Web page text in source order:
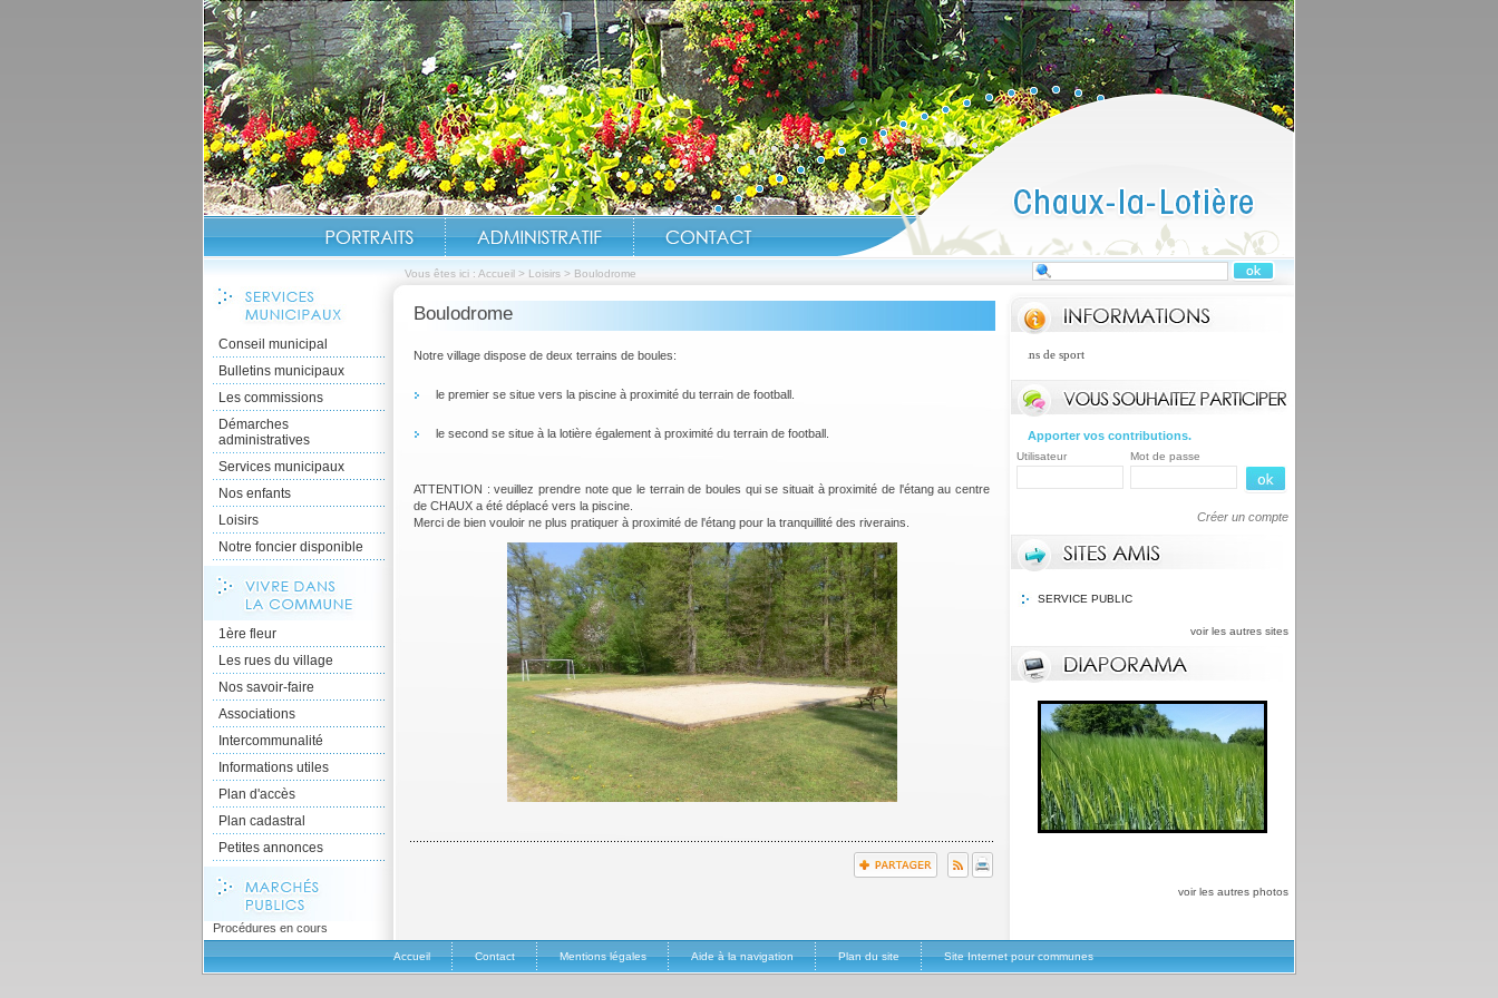
Vous êtes ici : Accueil > Loisirs > Boulodrome
Conseil municipal
Bulletins municipaux
Les commissions
Démarches
administratives
Services municipaux
Nos enfants
Loisirs
Notre foncier disponible
1ère fleur
Les rues du village
Nos savoir-faire
Associations
Intercommunalité
Informations utiles
Plan d'accès
Plan cadastral
Petites annonces
Procédures en cours
Boulodrome
Notre village dispose de deux terrains de boules:
le premier se situe vers la piscine à proximité du terrain de football.
le second se situe à la lotière également à proximité du terrain de football.
ATTENTION : veuillez prendre note que le terrain de boules qui se situait à proximité de l'étang au centre
de CHAUX a été déplacé vers la piscine.
Merci de bien vouloir ne plus pratiquer à proximité de l'étang pour la tranquillité des riverains.
Réouverture Étangs, terrains de sport
Apporter vos contributions.
Utilisateur Mot de passe
Créer un compte
SERVICE PUBLIC
voir les autres sites
voir les autres photos
Accueil Contact Mentions légales Aide à la navigation Plan du site Site Internet pour communes